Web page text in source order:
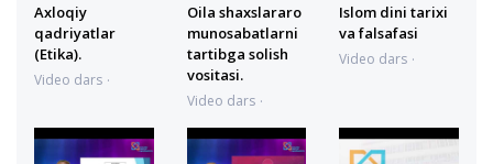
Axloqiy
qadriyatlar
(Etika).
Video dars
Oila shaxslararo
munosabatlarni
tartibga solish
vositasi.
Video dars
11:16:38
Islom dini tarixi
va falsafasi
Video dars